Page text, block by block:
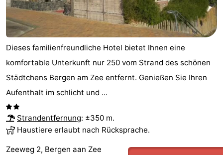
Dieses familienfreundliche Hotel bietet Ihnen eine
komfortable Unterkunft nur 250 vom Strand des schönen
Städtchens Bergen am Zee entfernt. Genießen Sie Ihren
Aufenthalt im schlicht und ...
Strandentfernung: ±350 m.
Haustiere erlaubt nach Rücksprache.
Zeeweg 2, Bergen aan Zee